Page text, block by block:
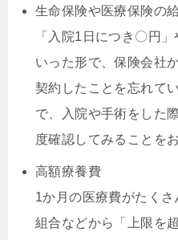
生命保険や医療保険の
「入院1日につき〇円
いった形で、保険会社
契約したことを忘れて
で、入院や手術をした
度確認してみることを
高額療養費
1か月の医療費がたく
組合などから「上限を